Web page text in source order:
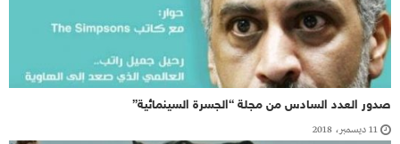
صدور العدد السادس من مجلة “الجسرة السينمائية”
11 ديسمبر، 2018